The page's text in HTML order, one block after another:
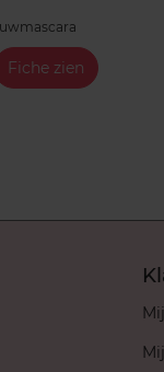
Fiche zien